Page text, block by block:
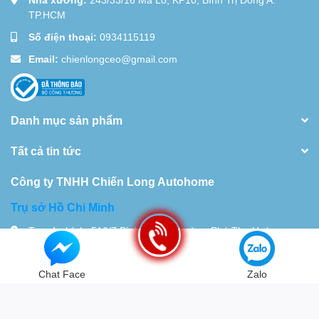
TP.HCM
Số điện thoại: 0934115119
Email: chienlongceo@gmail.com
Danh mục sản phẩm
Tất cả tin tức
Công ty TNHH Chiến Long Autohome
Trụ sở Hồ Chi Minh
Trụ sở chính: 516/7 Bình Long, Phường Phú Thọ Hoà,
TP.HCM Nhà xưởng 28 Đường 18D,Khu Phố 10, Bình Hưng
Hòa. TP.HCM
Chat Face Zalo